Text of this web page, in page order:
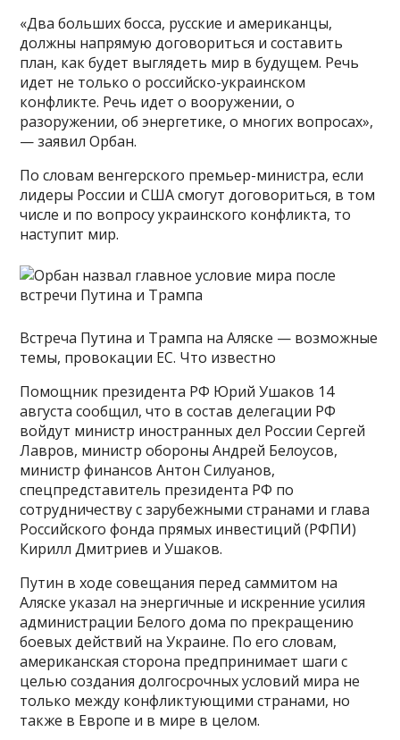
«Два больших босса, русские и американцы,
должны напрямую договориться и составить
план, как будет выглядеть мир в будущем. Речь
идет не только о российско-украинском
конфликте. Речь идет о вооружении, о
разоружении, об энергетике, о многих вопросах»,
— заявил Орбан.
По словам венгерского премьер-министра, если
лидеры России и США смогут договориться, в том
числе и по вопросу украинского конфликта, то
наступит мир.
Встреча Путина и Трампа на Аляске — возможные
темы, провокации ЕС. Что известно
Помощник президента РФ Юрий Ушаков 14
августа сообщил, что в состав делегации РФ
войдут министр иностранных дел России Сергей
Лавров, министр обороны Андрей Белоусов,
министр финансов Антон Силуанов,
спецпредставитель президента РФ по
сотрудничеству с зарубежными странами и глава
Российского фонда прямых инвестиций (РФПИ)
Кирилл Дмитриев и Ушаков.
Путин в ходе совещания перед саммитом на
Аляске указал на энергичные и искренние усилия
администрации Белого дома по прекращению
боевых действий на Украине. По его словам,
американская сторона предпринимает шаги с
целью создания долгосрочных условий мира не
только между конфликтующими странами, но
также в Европе и в мире в целом.